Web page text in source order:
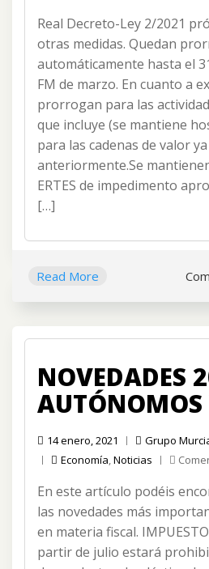
Real Decreto-Ley 2/2021
otras medidas. Quedan
automáticamente hasta el
FM de marzo. En cuanto a
prorrogan para las
que incluye (se mantiene
para las cadenas de valor
anteriormente.Se
ERTES de impedimento
[…]
Read More
NOVEDADES
AUTÓNOMOS
14 enero, 2021
Grupo
Economía,Noticias
En este artículo podéis
las novedades más
en materia fiscal.
partir de julio estará